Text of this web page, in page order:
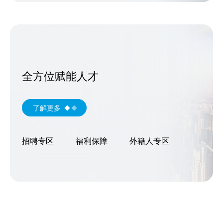
全方位赋能人才
了解更多
招聘专区 福利保障 外籍人专区